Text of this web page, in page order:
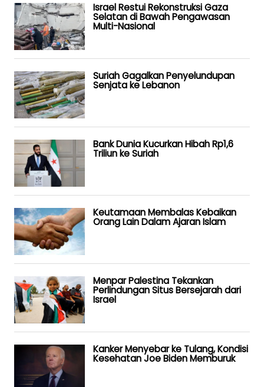
Israel Restui Rekonstruksi Gaza
Selatan di Bawah Pengawasan
Multi-Nasional
Suriah Gagalkan Penyelundupan
Senjata ke Lebanon
Bank Dunia Kucurkan Hibah Rp1,6
Triliun ke Suriah
Keutamaan Membalas Kebaikan
Orang Lain Dalam Ajaran Islam
Menpar Palestina Tekankan
Perlindungan Situs Bersejarah dari
Israel
Kanker Menyebar ke Tulang, Kondisi
Kesehatan Joe Biden Memburuk